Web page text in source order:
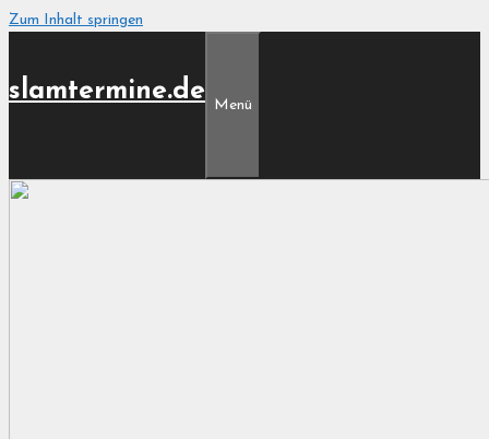
Zum Inhalt springen
slamtermine.de
Menü